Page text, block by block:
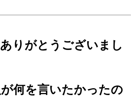
りがとうございまし
何を言いたかったの